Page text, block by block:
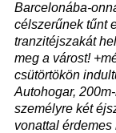
Barcelonába-
célszerűnek tűnt
tranzitéjszakát
meg a várost!
csütörtökön
Autohogar,
személyre két
vonattal